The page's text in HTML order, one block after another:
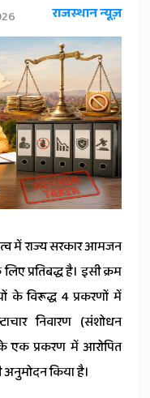
राजस्थान न्यूज़
में राज्य सरकार आमजन
प्रतिबद्ध है। इसी क्रम
के विरूद्ध 4 प्रकरणों में
निवारण (संशोधन
एक प्रकरण में आरोपित
किया है।